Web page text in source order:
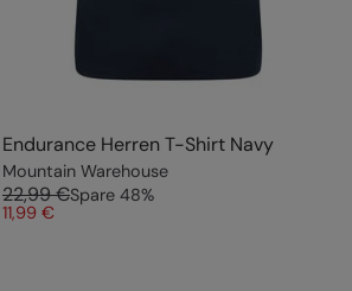
Endurance Herren T-Shirt Navy
Mountain Warehouse
22,99 €Spare 48%
11,99 €